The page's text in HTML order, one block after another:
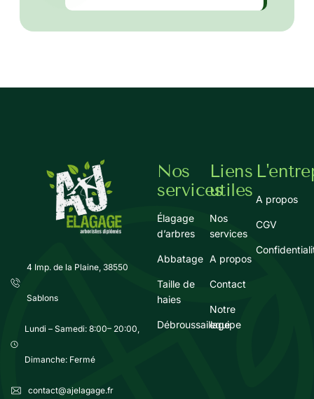
4 Imp. de la Plaine, 38550
Sablons
Lundi – Samedi: 8:00– 20:00,
Dimanche: Fermé
contact@ajelagage.fr
Nos
services
Élagage
d’arbres
Abbatage
Taille de
haies
Débroussaillage
Liens
utiles
Nos
services
A propos
Contact
Notre
equipe
A propos
CGV